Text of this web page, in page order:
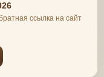
ссылка на сайт